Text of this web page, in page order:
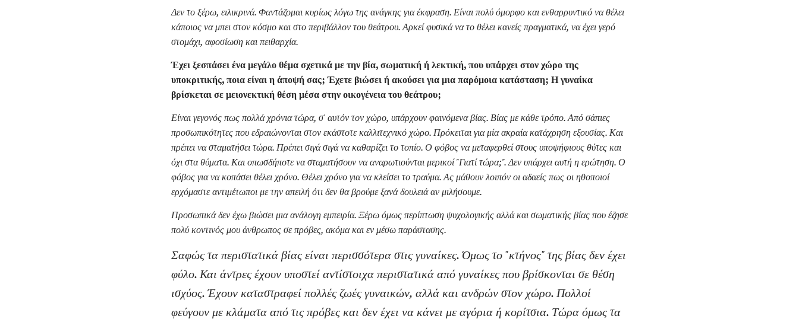
Δεν το ξέρω, ειλικρινά. Φαντάζομαι κυρίως λόγω της ανάγκης για έκφραση. Είναι πολύ όμορφο και ενθαρρυντικό να θέλει
κάποιος να μπει στον κόσμο και στο περιβάλλον του θεάτρου. Αρκεί φυσικά να το θέλει κανείς πραγματικά, να έχει γερό
στομάχι, αφοσίωση και πειθαρχία.
Έχει ξεσπάσει ένα μεγάλο θέμα σχετικά με την βία, σωματική ή λεκτική, που υπάρχει στον χώρο της
υποκριτικής, ποια είναι η άποψή σας; Έχετε βιώσει ή ακούσει για μια παρόμοια κατάσταση; Η γυναίκα
βρίσκεται σε μειονεκτική θέση μέσα στην οικογένεια του θεάτρου;
Είναι γεγονός πως πολλά χρόνια τώρα, σ' αυτόν τον χώρο, υπάρχουν φαινόμενα βίας. Βίας με κάθε τρόπο. Από σάπιες
προσωπικότητες που εδραιώνονται στον εκάστοτε καλλιτεχνικό χώρο. Πρόκειται για μία ακραία κατάχρηση εξουσίας. Και
πρέπει να σταματήσει τώρα. Πρέπει σιγά σιγά να καθαρίζει το τοπίο. Ο φόβος να μεταφερθεί στους υποψήφιους θύτες και
όχι στα θύματα. Και οπωσδήποτε να σταματήσουν να αναρωτιούνται μερικοί "Γιατί τώρα;". Δεν υπάρχει αυτή η ερώτηση. Ο
φόβος για να κοπάσει θέλει χρόνο. Θέλει χρόνο για να κλείσει το τραύμα. Ας μάθουν λοιπόν οι αδαείς πως οι ηθοποιοί
ερχόμαστε αντιμέτωποι με την απειλή ότι δεν θα βρούμε ξανά δουλειά αν μιλήσουμε.
Προσωπικά δεν έχω βιώσει μια ανάλογη εμπειρία. Ξέρω όμως περίπτωση ψυχολογικής αλλά και σωματικής βίας που έζησε
πολύ κοντινός μου άνθρωπος σε πρόβες, ακόμα και εν μέσω παράστασης.
Σαφώς τα περιστατικά βίας είναι περισσότερα στις γυναίκες. Όμως το "κτήνος" της βίας δεν έχει
φύλο. Και άντρες έχουν υποστεί αντίστοιχα περιστατικά από γυναίκες που βρίσκονται σε θέση
ισχύος. Έχουν καταστραφεί πολλές ζωές γυναικών, αλλά και ανδρών στον χώρο. Πολλοί
φεύγουν με κλάματα από τις πρόβες και δεν έχει να κάνει με αγόρια ή κορίτσια. Τώρα όμως τα